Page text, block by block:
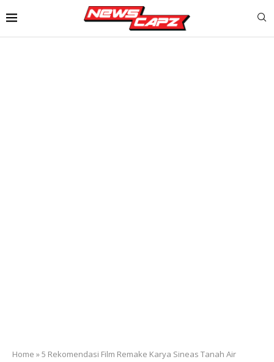
Home »5 Rekomendasi Film Remake Karya Sineas Tanah Air